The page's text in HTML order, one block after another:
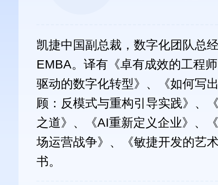
凯捷中国副总裁，数字化团队总
EMBA。译有《卓有成效的工程
驱动的数字化转型》、《如何写
顾：反模式与重构引导实践》、
之道》、《AI重新定义企业》、
场运营战争》、《敏捷开发的艺
书。